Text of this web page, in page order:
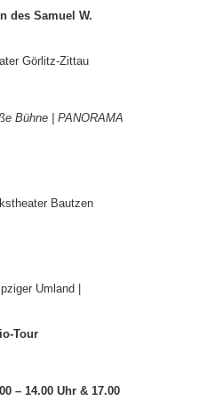
des Samuel W.
Görlitz-Zittau
Bühne | PANORAMA
Bautzen
Umland |
Tour
– 14.00 Uhr & 17.00